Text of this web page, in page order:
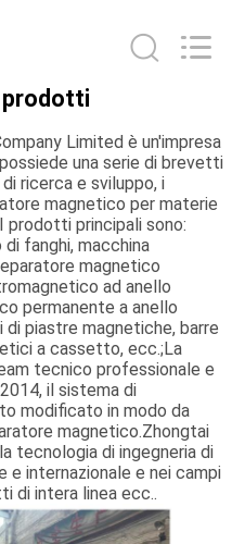
prodotti
Limited è un'impresa
una serie di brevetti
ricerca e sviluppo, i
magnetico per materie
prodotti principali sono:
fanghi, macchina
magnetico
ad anello
permanente a anello
piastre magnetiche, barre
a cassetto, ecc.;La
tecnico professionale e
il sistema di
modificato in modo da
magnetico.Zhongtai
tecnologia di ingegneria di
e internazionale e nei campi
di intera linea ecc..